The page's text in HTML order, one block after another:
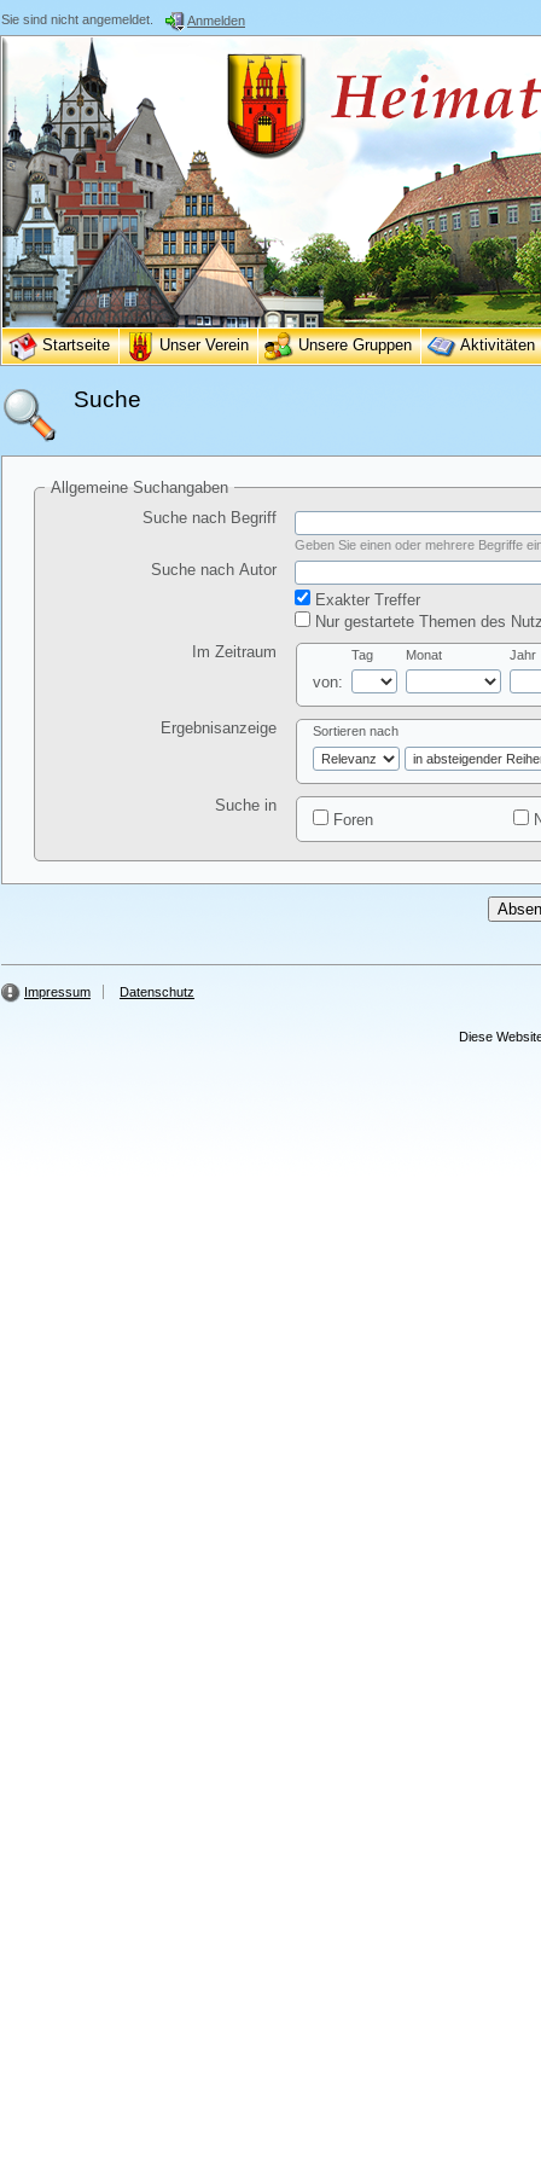
Sie sind nicht angemeldet. Anmelden
Startseite Unser Verein Unsere Gruppen Aktivitäten
Suche
Allgemeine Suchangaben
Suche nach Begriff
Geben Sie einen oder mehrere Begriffe
Suche nach Autor
Exakter Treffer
Nur gestartete Themen des
Im Zeitraum
von:
Tag Monat Jahr
Ergebnisanzeige Sortieren nach
Suche in
Foren
Impressum Datenschutz
Diese